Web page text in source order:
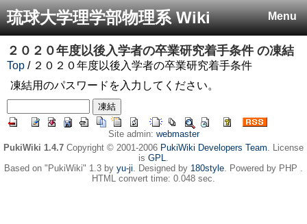
Menu
琉球大学理学部物理系 Wiki
２０２０年度以後入学者の卒業研究着手条件の凍結
Top / ２０２０年度以後入学者の卒業研究着手条件
凍結用のパスワードを入力してください。
Site admin: webmaster
PukiWiki 1.4.7 Copyright © 2001-2006 PukiWiki Developers Team. License
is GPL.
Based on "PukiWiki" 1.3 by yu-ji. Designed by 180style. Powered by PHP .
HTML convert time: 0.048 sec.